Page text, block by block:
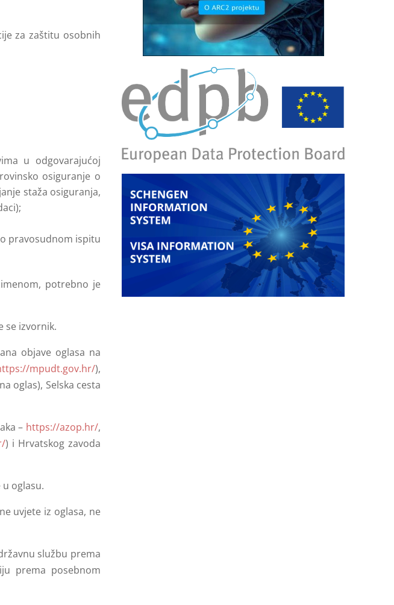
za zaštitu osobnih
u odgovarajućoj
osiguranje o
staža osiguranja,
pravosudnom ispitu
potrebno je
se izvornik.
objave oglasa na
mpudt.gov.hr/),
oglas), Selska cesta
– https://azop.hr/,
) i Hrvatskog zavoda
oglasu.
uvjete iz oglasa, ne
službu prema
prema posebnom